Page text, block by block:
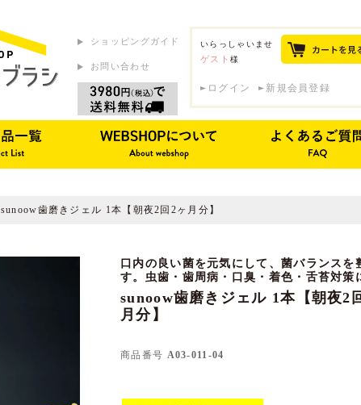
ショッピングガイド
お問い合わせ
いらっしゃいませ
ゲスト 様
ログイン 新規会員登録
sunoow歯磨きジェル 1本【朝夜2回2ヶ月分】
口内の良い菌を元気にして、菌バランスを
す。虫歯・歯周病・口臭・着色・舌苔対策
sunoow歯磨きジェル 1本【朝夜2
月分】
商品番号 A03-011-04